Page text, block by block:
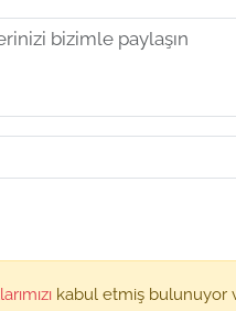
kabul etmiş bulunuyor